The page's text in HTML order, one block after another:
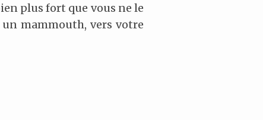
plus fort que vous ne le
mammouth, vers votre